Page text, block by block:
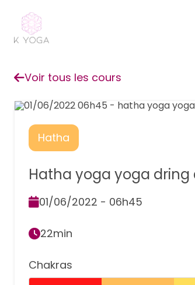
Voir tous les cours
Hatha
Chakras
Hatha yoga yoga
01/06/2022 - 06h45
22min